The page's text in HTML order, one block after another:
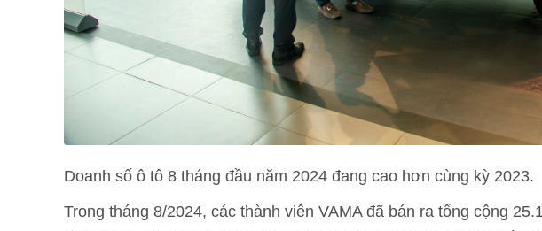
Doanh số ô tô 8 tháng đầu năm 2024 đang cao hơn cùng kỳ 2023.
Trong tháng 8/2024, các thành viên VAMA đã bán ra tổng cộng